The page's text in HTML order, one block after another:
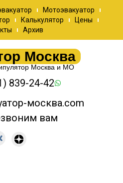
Мотоэвакуатор
Калькулятор
Цены
Архив
Москва
Москва и МО
839-24-42
москва.com
вам